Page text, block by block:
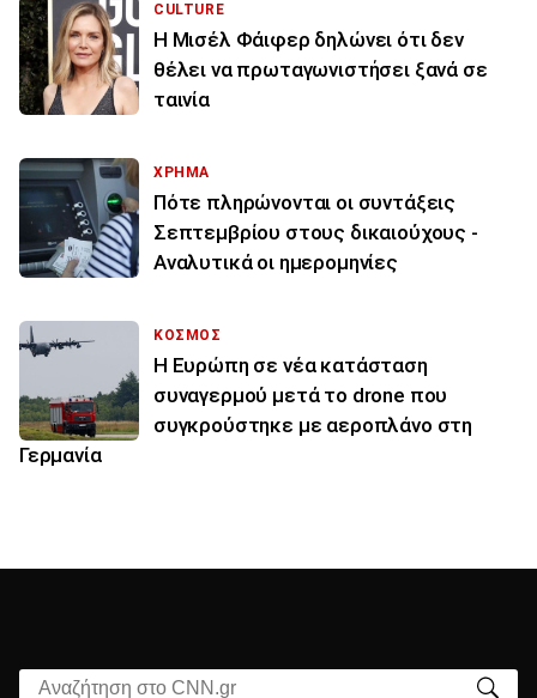
CULTURE
Η Μισέλ Φάιφερ δηλώνει ότι δεν
θέλει να πρωταγωνιστήσει ξανά σε
ταινία
ΧΡΗΜΑ
Πότε πληρώνονται οι συντάξεις
Σεπτεμβρίου στους δικαιούχους -
Αναλυτικά οι ημερομηνίες
ΚΟΣΜΟΣ
Η Ευρώπη σε νέα κατάσταση
συναγερμού μετά το drone που
συγκρούστηκε με αεροπλάνο στη
Γερμανία
Αναζήτηση στο CNN.gr